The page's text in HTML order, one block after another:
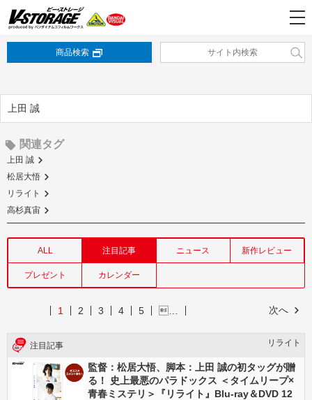
商品検索
上田 誠
関連タグ
上田 誠
松居大悟
リライト
高杉真宙
ALL 注目記事 ニュース 新作レビュー
プレゼント カレンダー
次へ
1 2 3 4 5 …
注目記事 リライト
監督：松居大悟、脚本：上田 誠の初タッグが贈
る！ 史上最悪のパラドックス ＜タイムリープ×
青春ミステリ＞『リライト』Blu-ray＆DVD 12